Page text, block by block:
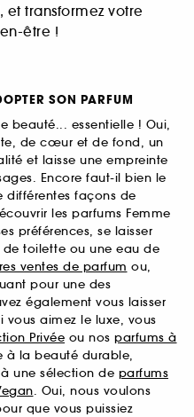
, et transformez votre
être !
SON PARFUM
beauté... essentielle ! Oui,
de cœur et de fond, un
et laisse une empreinte
Encore faut-il bien le
différentes façons de
les parfums Femme
préférences, se laisser
toilette ou une eau de
ventes de parfum ou,
pour une des
également vous laisser
vous aimez le luxe, vous
Privée ou nos parfums à
à la beauté durable,
une sélection de parfums
. Oui, nous voulons
que vous puissiez